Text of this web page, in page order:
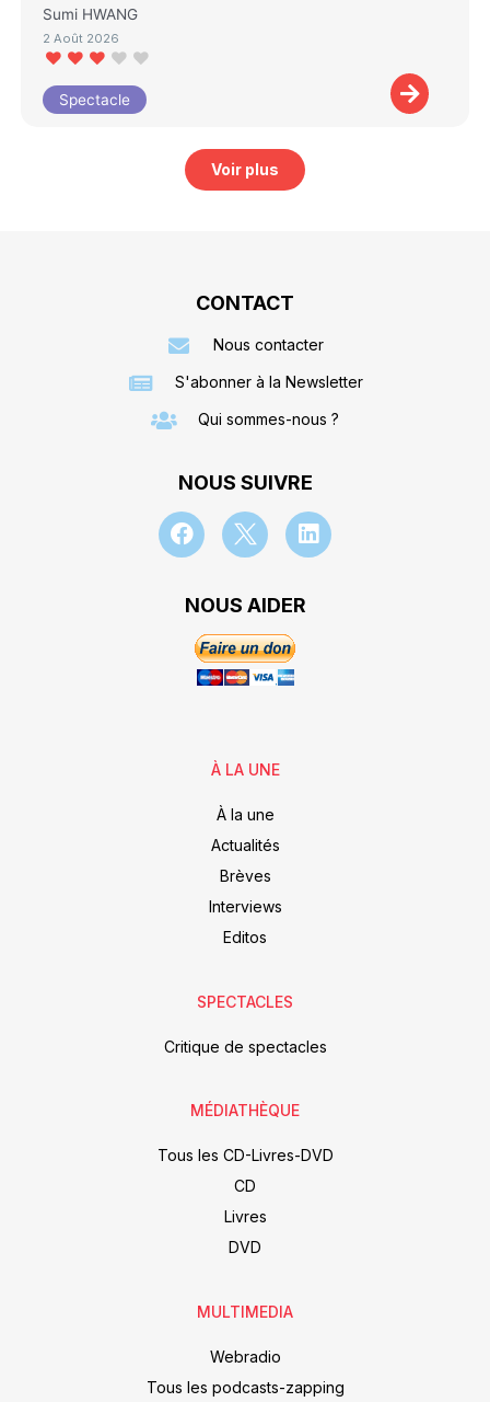
Sumi HWANG
2 Août 2026
Spectacle
Voir plus
CONTACT
Nous contacter
S'abonner à la Newsletter
Qui sommes-nous ?
NOUS SUIVRE
NOUS AIDER
À LA UNE
À la une
Actualités
Brèves
Interviews
Editos
SPECTACLES
Critique de spectacles
MÉDIATHÈQUE
Tous les CD-Livres-DVD
CD
Livres
DVD
MULTIMEDIA
Webradio
Tous les podcasts-zapping